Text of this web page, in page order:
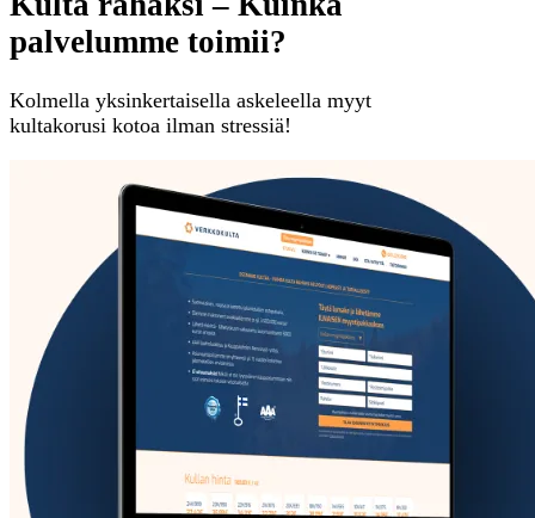
palvelumme toimii?
Kolmella yksinkertaisella askeleella myyt
kultakorusi kotoa ilman stressiä!